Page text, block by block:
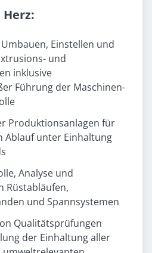
Einstellen und
und
inklusive
Führung der Maschinen-
Produktionsanlagen für
Ablauf unter Einhaltung
Analyse und
Rüstabläufen,
und Spannsystemen
Qualitätsprüfungen
der Einhaltung aller